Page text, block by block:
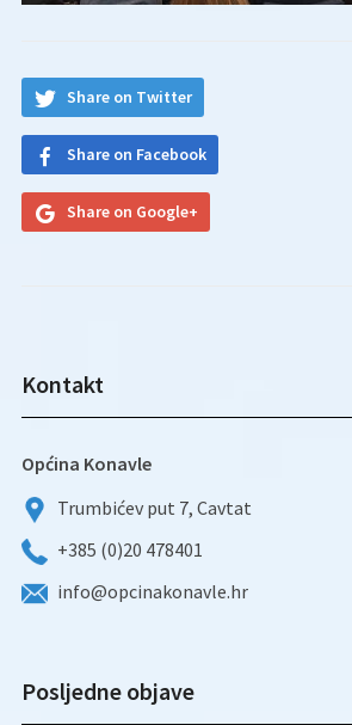
Share on Twitter
Share on Facebook
Share on Google+
Kontakt
Općina Konavle
Trumbićev put 7, Cavtat
+385 (0)20 478401
info@opcinakonavle.hr
Posljedne objave